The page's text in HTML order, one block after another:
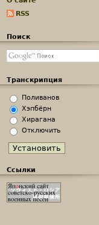
RSS
Поиск
Транскрипция
Поливанов
Хэпбёрн
Хирагана
Отключить
Ссылки